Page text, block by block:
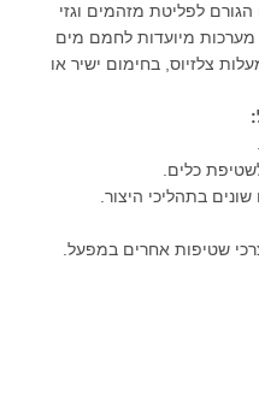
לפליטת מזהמים וגזי
מיועדות לחמם מים
תעשייה עד לטמפ' של 75 מעלות צלזיוס, בחימום ישיר או
:
כלים
בתהליכי היצור
שטיפות אחרים במפעל